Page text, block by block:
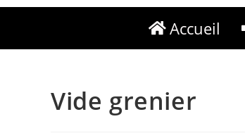
Accueil
Vide grenier